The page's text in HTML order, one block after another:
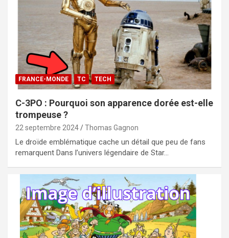
FRANCE-MONDE TC TECH
C-3PO : Pourquoi son apparence dorée est-elle
trompeuse ?
22 septembre 2024 Thomas Gagnon
Le droïde emblématique cache un détail que peu de fans
remarquent Dans l’univers légendaire de Star…